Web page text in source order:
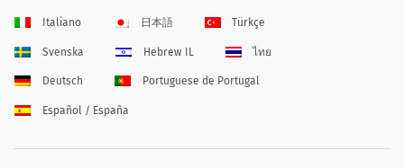
Italiano 日本語 Türkçe
Svenska Hebrew IL ไทย
Deutsch Portuguese de Portugal
Español / España